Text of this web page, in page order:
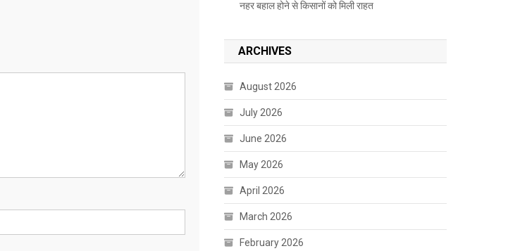
नहर बहाल होने से किसानों को मिली राहत
ARCHIVES
August 2026
July 2026
June 2026
May 2026
April 2026
March 2026
February 2026